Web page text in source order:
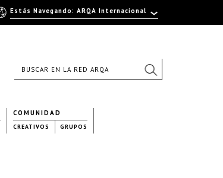
COMUNIDAD
CREATIVOS GRUPOS
Estás Navegando: ARQA Internacional